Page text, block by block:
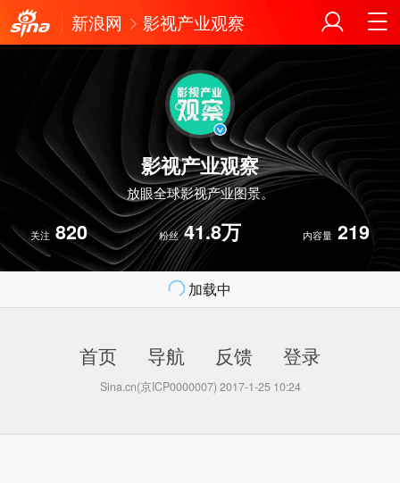
新浪网 影视产业观察
影视产业观察
放眼全球影视产业图景。
关注 820 粉丝 41.8万 内容量 219
加载中
首页 导航 反馈 登录
Sina.cn(京ICP0000007) 2017-1-25 10:24